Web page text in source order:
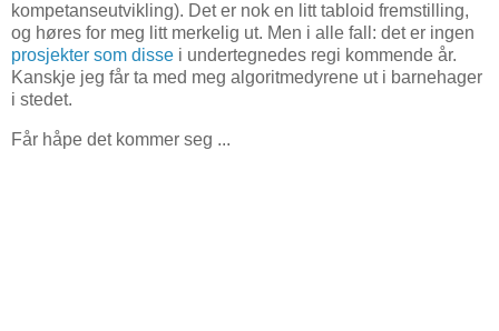
kompetanseutvikling). Det er nok en litt tabloid fremstilling,
og høres for meg litt merkelig ut. Men i alle fall: det er ingen
prosjekter som disse i undertegnedes regi kommende år.
Kanskje jeg får ta med meg algoritmedyrene ut i barnehager
i stedet.
Får håpe det kommer seg ...